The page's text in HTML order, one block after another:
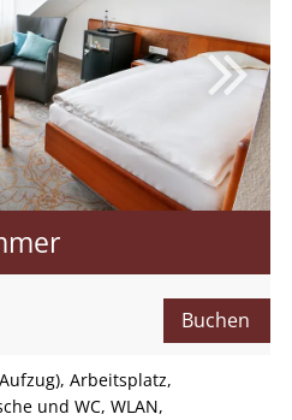
Buchen
Arbeitsplatz,
und WC, WLAN,